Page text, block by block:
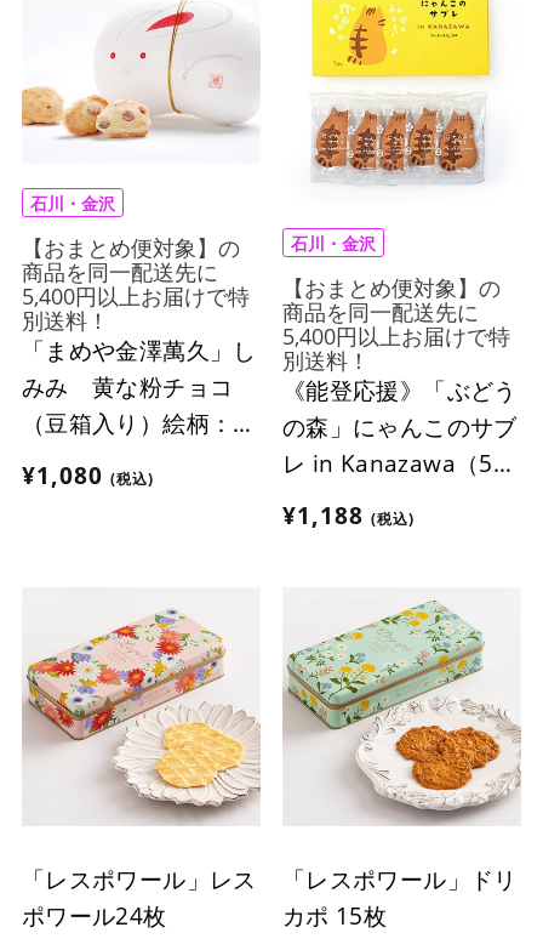
石川・金沢
【おまとめ便対象】の
商品を同一配送先に
5,400円以上お届けで特
別送料！
「まめや金澤萬久」し
みみ 黄な粉チョコ
（豆箱入り）絵柄：う
さぎ【おまとめ便対
象】
¥1,080 (税込)
石川・金沢
【おまとめ便対象】の
商品を同一配送先に
5,400円以上お届けで特
別送料！
《能登応援》「ぶどう
の森」にゃんこのサブ
レ in Kanazawa（5個
入り）【おまとめ便対
象】
¥1,188 (税込)
「レスポワール」レス
ポワール24枚
「レスポワール」ドリ
カポ 15枚